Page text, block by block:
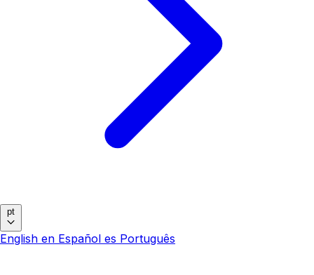
pt
English en Español es Português